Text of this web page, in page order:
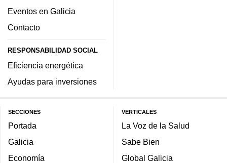
Eventos en Galicia
Contacto
RESPONSABILIDAD SOCIAL
Eficiencia energética
Ayudas para inversiones
SECCIONES
Portada
Galicia
Economía
VERTICALES
La Voz de la Salud
Sabe Bien
Global Galicia